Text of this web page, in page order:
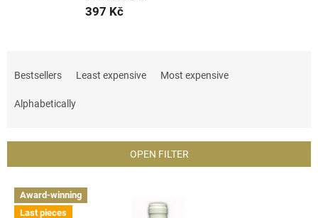
397 Kč
s
Bestsellers Least expensive Most expensive
Alphabetically
OPEN FILTER
Award-winning
Last pieces